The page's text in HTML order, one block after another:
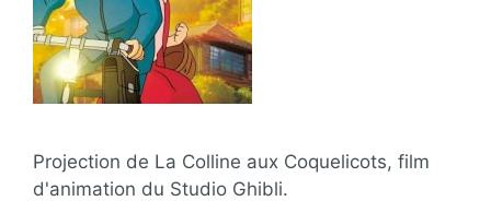
Projection de La Colline aux Coquelicots, film
d'animation du Studio Ghibli.